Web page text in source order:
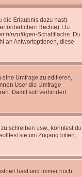
die Erlaubnis dazu hast)
Rechte). Du
hinzufügen-Schaltfläche. Du
an Antwortoptionen, diese
eine Umfrage zu editieren,
User die Umfrage
Damit soll verhindert
schreiben usw., könntest du
sie um Zugang bitten,
hast und immer noch